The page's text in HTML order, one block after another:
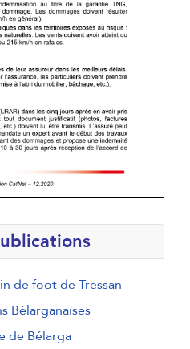
de foot de Tressan
Bélarganaises
de Bélarga